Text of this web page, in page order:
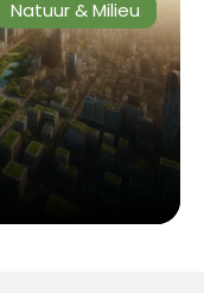
Natuur & Milieu